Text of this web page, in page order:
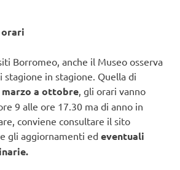
orari
Borromeo, anche il Museo osserva
stagione in stagione. Quella di
marzo a ottobre, gli orari vanno
9 alle ore 17.30 ma di anno in
conviene consultare il sito
gli aggiornamenti ed eventuali